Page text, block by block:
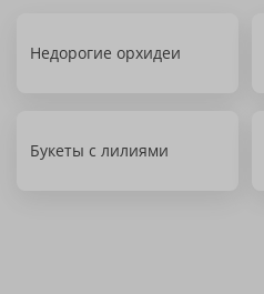
Недорогие орхидеи
Букеты с лилиями